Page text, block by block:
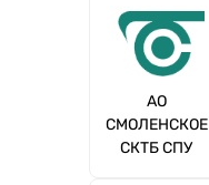
АО
СМОЛЕНСКОЕ
СКТБ СПУ